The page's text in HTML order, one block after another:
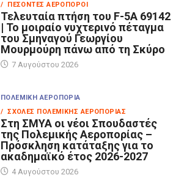
/ ΠΕΣΌΝΤΕΣ ΑΕΡΟΠΌΡΟΙ
Τελευταία πτήση του F-5A 69142
| Το μοιραίο νυχτερινό πέταγμα
του Σμηναγού Γεωργίου
Μουρμούρη πάνω από τη Σκύρο
7 Αυγούστου 2026
ΠΟΛΕΜΙΚΉ ΑΕΡΟΠΟΡΊΑ
/ ΣΧΟΛΈΣ ΠΟΛΕΜΙΚΉΣ ΑΕΡΟΠΟΡΊΑΣ
Στη ΣΜΥΑ οι νέοι Σπουδαστές
της Πολεμικής Αεροπορίας –
Πρόσκληση κατάταξης για το
ακαδημαϊκό έτος 2026-2027
4 Αυγούστου 2026